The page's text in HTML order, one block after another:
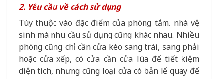
2. Yêu cầu về cách sử dụng
Tùy thuộc vào đặc điểm của phòng tắm, nhà vệ
sinh mà nhu cầu sử dụng cũng khác nhau. Nhiều
phòng cũng chỉ cần cửa kéo sang trái, sang phải
hoặc cửa xếp, có cửa cần cửa lùa để tiết kiệm
diện tích, nhưng cũng loại cửa có bản lể quay để